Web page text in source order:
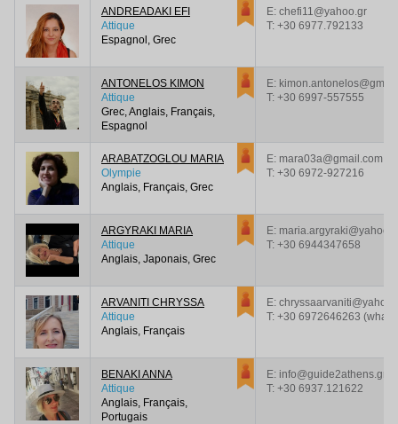
ANDREADAKI EFI
Attique
Espagnol, Grec
E: chefi11@yahoo.gr
T: +30 6977.792133
ANTONELOS KIMON
Attique
Grec, Anglais, Français,
Espagnol
E:
T: +30 6997-557555
ARABATZOGLOU MARIA
Olympie
Anglais, Français, Grec
E: mara03a@gmail.com
T: +30 6972-927216
ARGYRAKI MARIA
Attique
Anglais, Japonais, Grec
E:
T: +30 6944347658
ARVANITI CHRYSSA
Attique
Anglais, Français
E:
T: +30 6972646263
BENAKI ANNA
Attique
Anglais, Français,
Portugais
E: info@guide2athens.gr
T: +30 6937.121622